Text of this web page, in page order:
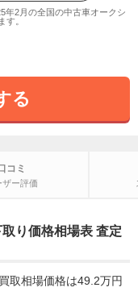
年2月の全国の中古車オークシ
す。
る
コミ
ザー評価
り価格相場表 査定
取相場価格は49.2万円